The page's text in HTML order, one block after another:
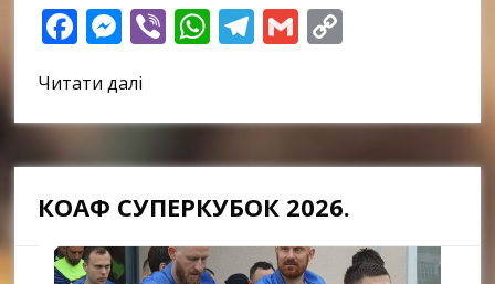
Facebook
Messenger
ViberWhatsApp
Telegram
Gmail
Читати далі
КОАФ СУПЕРКУБОК 2026.